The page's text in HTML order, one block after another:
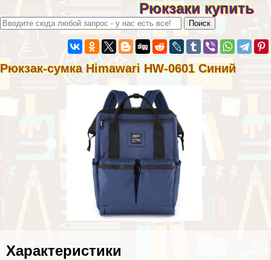
Рюкзаки купить
Рюкзак-сумка Himawari HW-0601 Синий
Хаpaктеристики